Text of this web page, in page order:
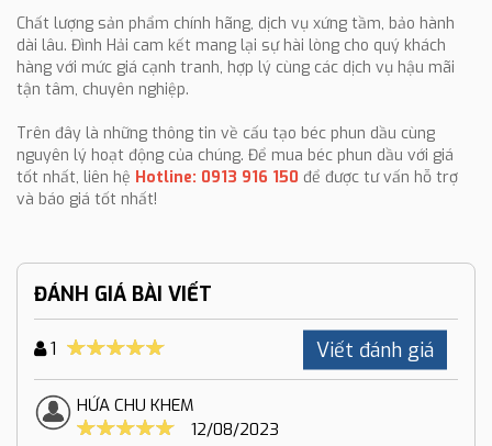
Chất lượng sản phẩm chính hãng, dịch vụ xứng tầm, bảo hành
dài lâu. Đình Hải cam kết mang lại sự hài lòng cho quý khách
hàng với mức giá cạnh tranh, hợp lý cùng các dịch vụ hậu mãi
tận tâm, chuyên nghiệp.
Trên đây là những thông tin về cấu tạo béc phun dầu cùng
nguyên lý hoạt động của chúng. Để mua béc phun dầu với giá
tốt nhất, liên hệ Hotline: 0913 916 150 để được tư vấn hỗ trợ
và báo giá tốt nhất!
ĐÁNH GIÁ BÀI VIẾT
1 Viết đánh giá
HỨA CHU KHEM
12/08/2023